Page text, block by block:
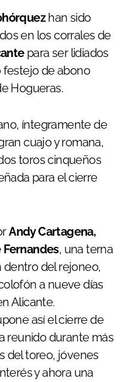
han sido
en los corrales de
para ser lidiados
festejo de abono
Hogueras.
íntegramente de
cuajo y romana,
toros cinqueños
para el cierre
Andy Cartagena,
Fernandes, una terna
del rejoneo,
a nueve días
Alicante.
así el cierre de
reunido durante más
del toreo, jóvenes
y ahora una